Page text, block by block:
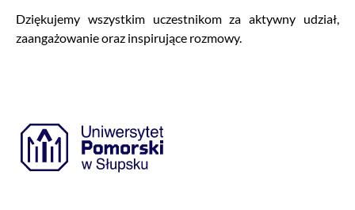
Dziękujemy wszystkim uczestnikom za aktywny udział,
zaangażowanie oraz inspirujące rozmowy.